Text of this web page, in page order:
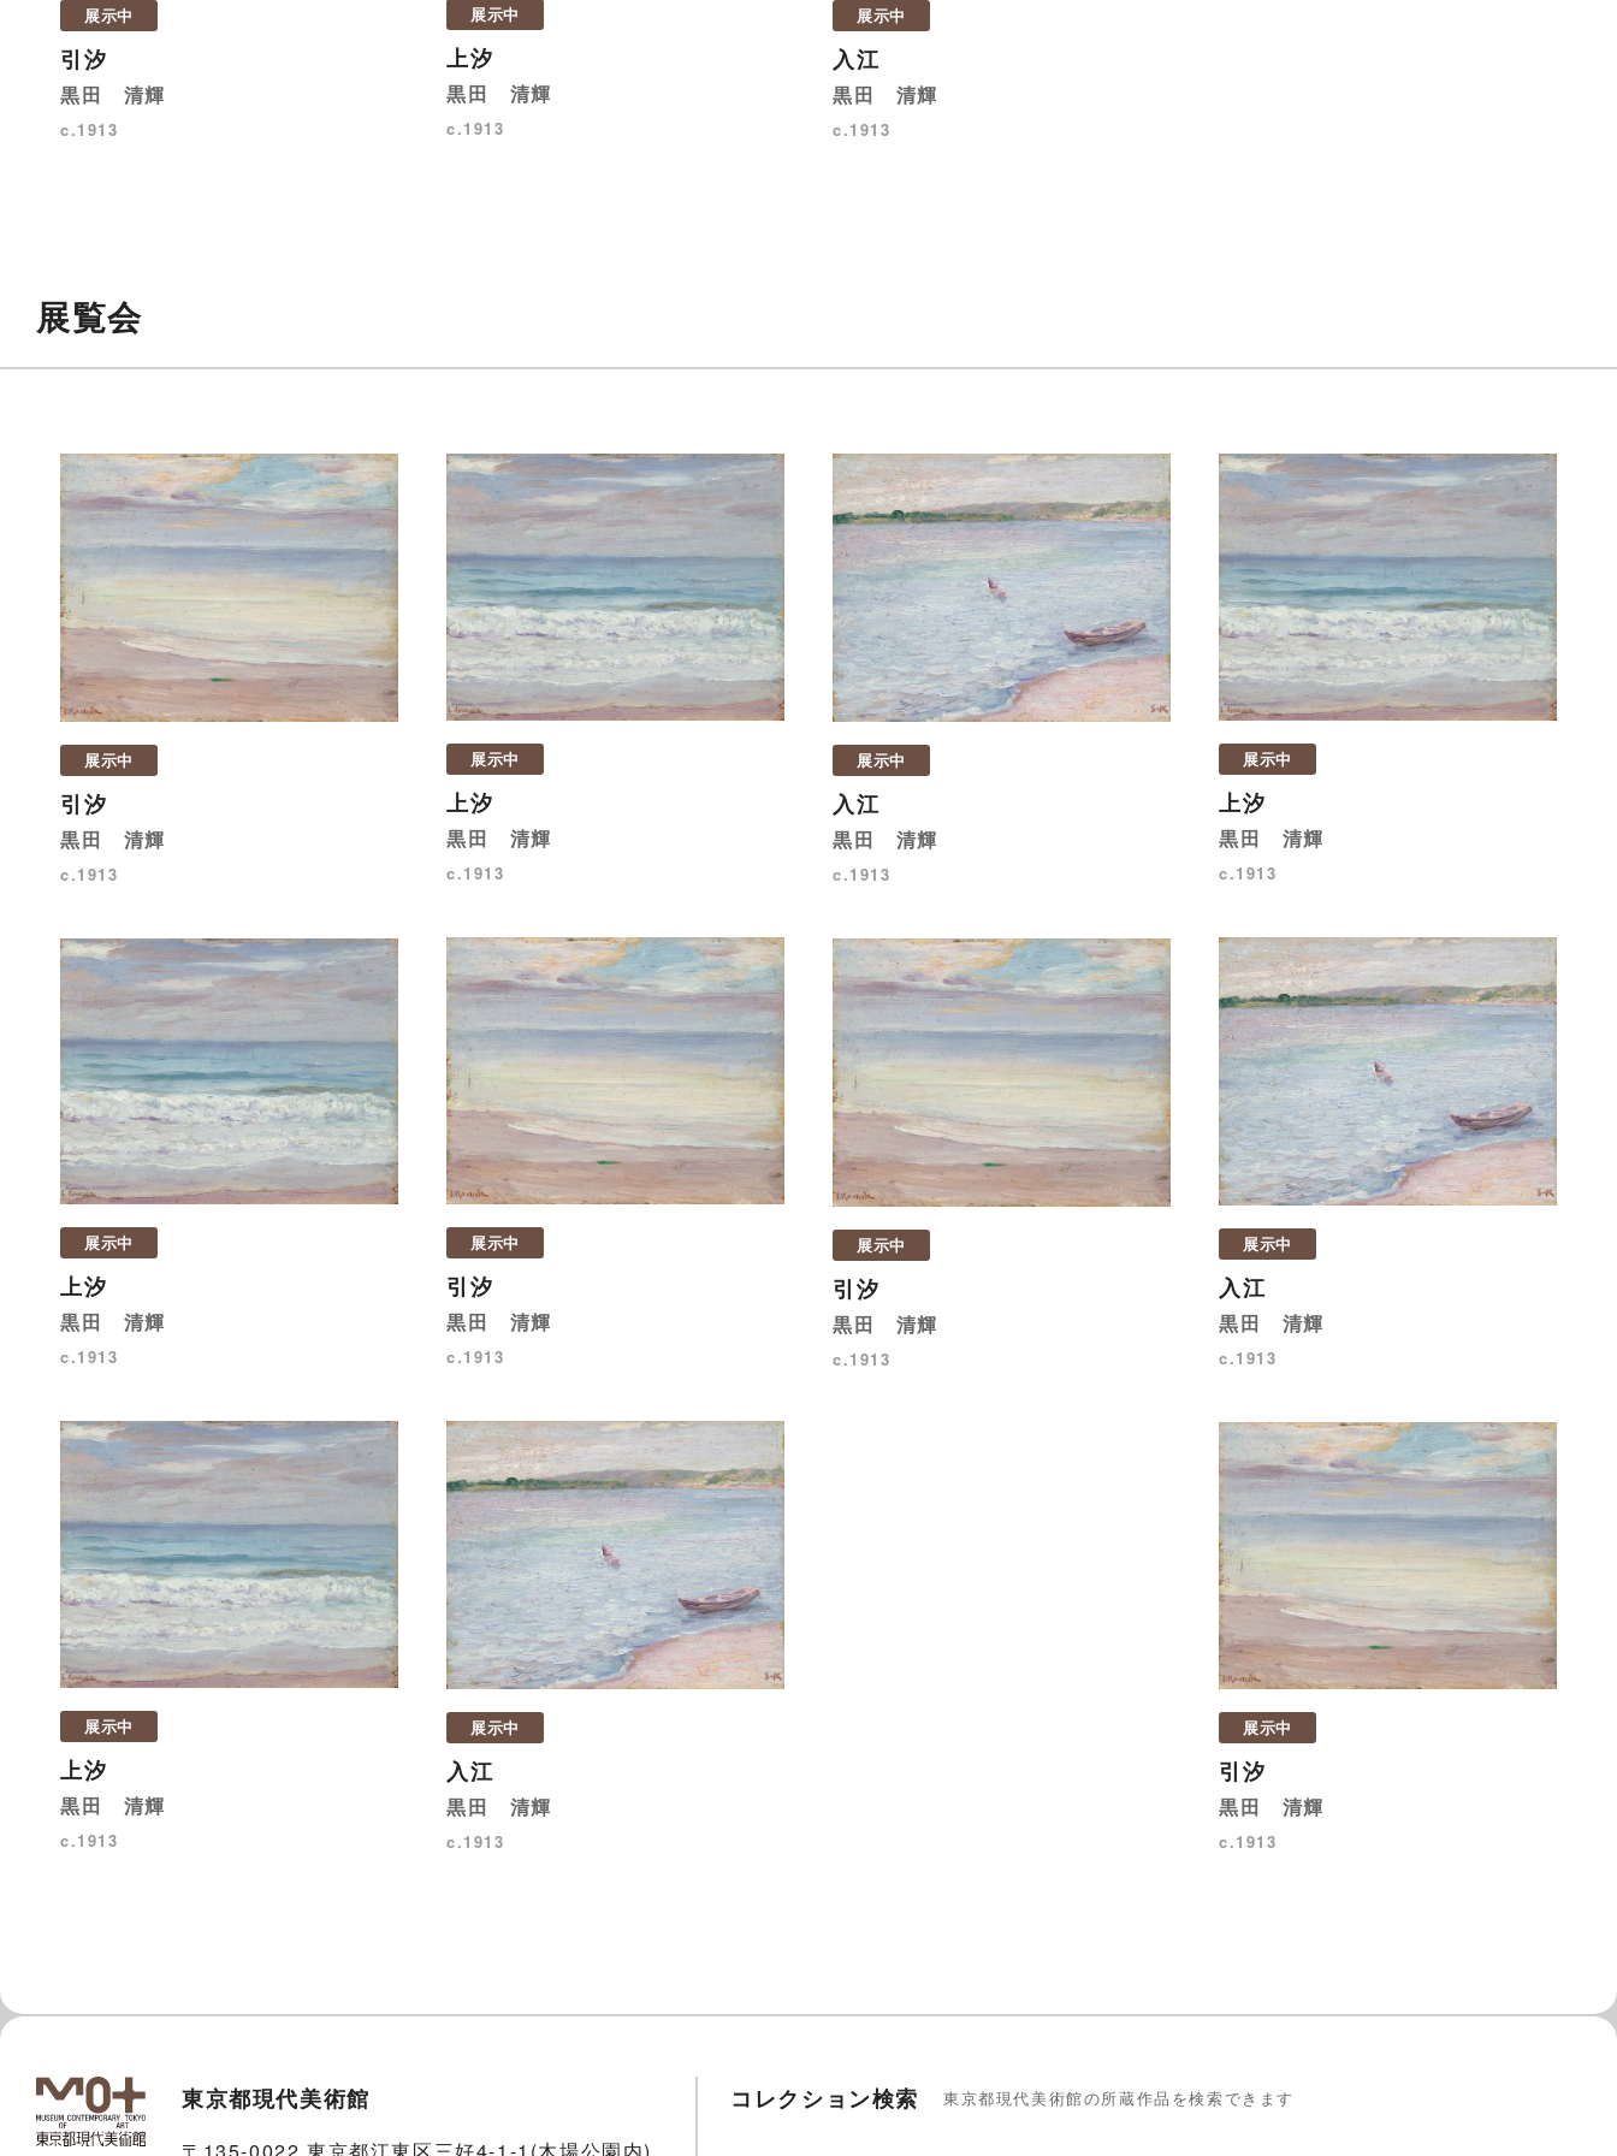
展示中
引汐
黒田 清輝
c.1913
展示中
上汐
黒田 清輝
c.1913
展示中
入江
黒田 清輝
c.1913
展覧会
展示中
引汐
黒田 清輝
c.1913
展示中
上汐
黒田 清輝
c.1913
展示中
入江
黒田 清輝
c.1913
展示中
上汐
黒田 清輝
c.1913
展示中
引汐
黒田 清輝
c.1913
展示中
入江
黒田 清輝
c.1913
展示中
上汐
黒田 清輝
c.1913
展示中
引汐
黒田 清輝
c.1913
展示中
上汐
黒田 清輝
c.1913
展示中
入江
黒田 清輝
c.1913
展示中
引汐
黒田 清輝
c.1913
東京都現代美術館 コレクション検索 東京都現代美術館の所蔵作品を検索できます